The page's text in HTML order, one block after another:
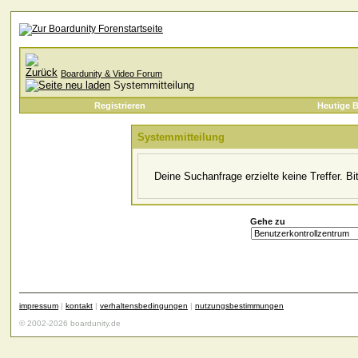
Boardunity & Video Forum
Systemmitteilung
Registrieren Heutige
Systemmitteilung
Deine Suchanfrage erzielte keine Treffer.
Gehe zu
impressum | kontakt | verhaltensbedingungen | nutzungsbestimmungen
© 2002-2026 boardunity.de